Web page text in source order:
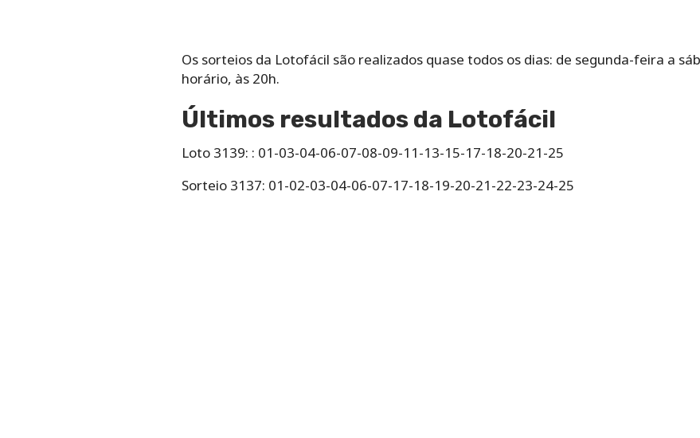
Os‌ ‌sorteios‌ ‌da‌ ‌Lotofácil‌ ‌são‌ ‌realizados‌ ‌quase‌ ‌todos‌ ‌os‌ ‌dias: de‌ ‌segunda-feira‌ ‌a‌
‌horário,‌ ‌às‌ ‌20h.
Últimos resultados da Lotofácil
Loto 3139: : 01-03-04-06-07-08-09-11-13-15-17-18-20-21-25
Sorteio 3137: 01-02-03-04-06-07-17-18-19-20-21-22-23-24-25